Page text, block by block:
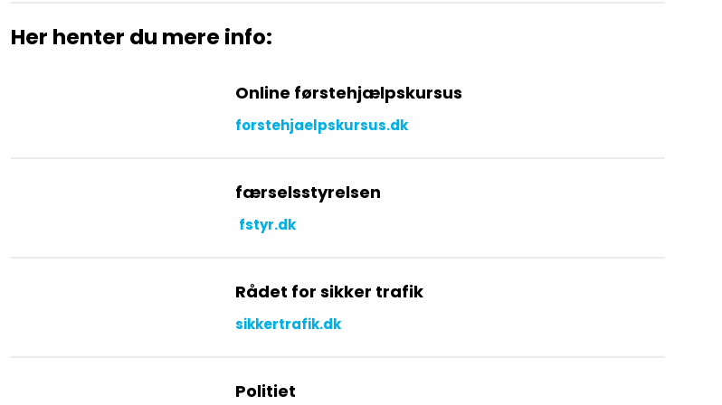
Her henter du mere info:​
Online førstehjælpskursus​
forstehjaelpskursus.dk
​færselsstyrelsen
fstyr.dk
Rådet for sikker trafik​
sikkertrafik.dk
Politiet​